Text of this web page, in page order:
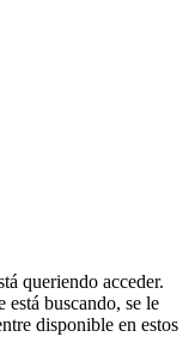
queriendo acceder.
está buscando, se le
disponible en estos